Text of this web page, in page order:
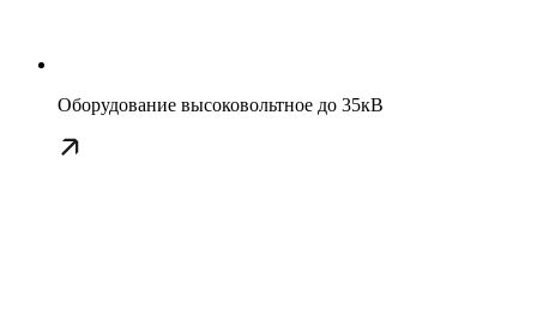
Оборудование высоковольтное до 35кВ